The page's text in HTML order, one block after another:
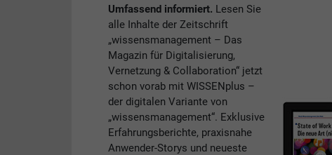
Umfassend informiert. Lesen Sie
alle Inhalte der Zeitschrift
„wissensmanagement – Das
Magazin für Digitalisierung,
Vernetzung & Collaboration“ jetzt
schon vorab mit WISSENplus –
der digitalen Variante von
„wissensmanagement“. Exklusive
Erfahrungsberichte, praxisnahe
Anwender-Storys und neueste